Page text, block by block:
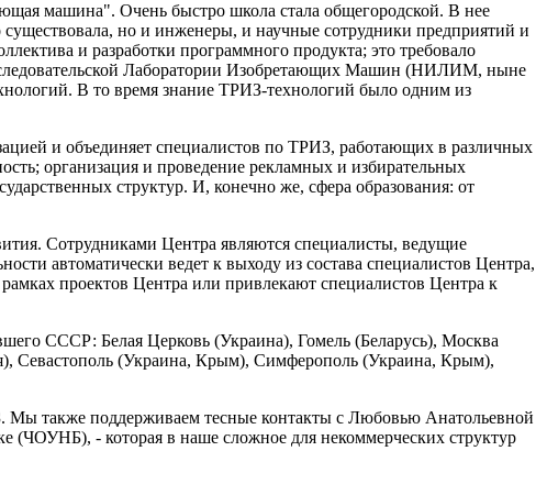
машина". Очень быстро школа стала общегородской. В нее
существовала, но и инженеры, и научные сотрудники предприятий и
и разработки программного продукта; это требовало
Лаборатории Изобретающих Машин (НИЛИМ, ныне
В то время знание ТРИЗ-технологий было одним из
и объединяет специалистов по ТРИЗ, работающих в различных
организация и проведение рекламных и избирательных
структур. И, конечно же, сфера образования: от
Сотрудниками Центра являются специалисты, ведущие
автоматически ведет к выходу из состава специалистов Центра,
проектов Центра или привлекают специалистов Центра к
СССР: Белая Церковь (Украина), Гомель (Беларусь), Москва
Севастополь (Украина, Крым), Симферополь (Украина, Крым),
также поддерживаем тесные контакты с Любовью Анатольевной
(ЧОУНБ), - которая в наше сложное для некоммерческих структур